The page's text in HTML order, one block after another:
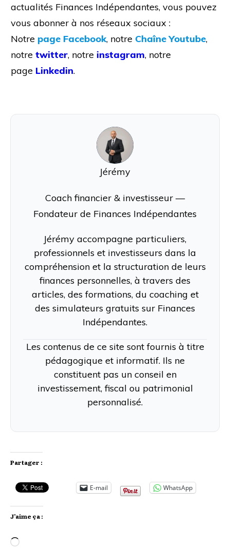
actualités Finances Indépendantes, vous pouvez
vous abonner à nos réseaux sociaux :
Notre page Facebook, notre Chaîne Youtube,
notre twitter, notre instagram, notre
page Linkedin.
J
Jérémy
Coach financier & investisseur —
Fondateur de Finances Indépendantes
Jérémy accompagne particuliers,
professionnels et investisseurs dans la
compréhension et la structuration de leurs
finances personnelles, à travers des
articles, des formations, du coaching et
des simulateurs gratuits sur Finances
Indépendantes.
Les contenus de ce site sont fournis à titre
pédagogique et informatif. Ils ne
constituent pas un conseil en
investissement, fiscal ou patrimonial
personnalisé.
Partager :
E-mail WhatsApp
J’aime ça :
Chargement…